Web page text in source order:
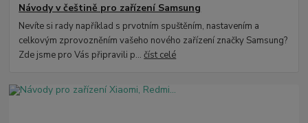
Návody v češtině pro zařízení Samsung
Nevíte si rady například s prvotním spuštěním, nastavením a
celkovým zprovozněním vašeho nového zařízení značky Samsung?
Zde jsme pro Vás připravili p...číst celé